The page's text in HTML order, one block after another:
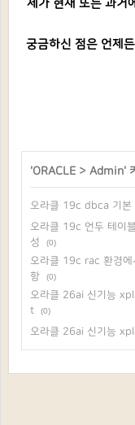
제가 현재 또는 과거
궁금하신 점은 언제
'ORACLE > Admin'
오라클 19c dbca 기본
오라클 19c 언두 테이
성
(0)
오라클 19c rac 환경
항
(0)
오라클 26ai 신기능
t
(0)
오라클 26ai 신기능